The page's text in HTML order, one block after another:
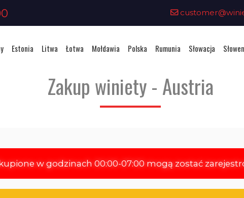
Estonia Litwa Łotwa Mołdawia Polska Rumunia Słowacja
Zakup winiety - Austria
w godzinach 00:00-07:00 mogą zostać